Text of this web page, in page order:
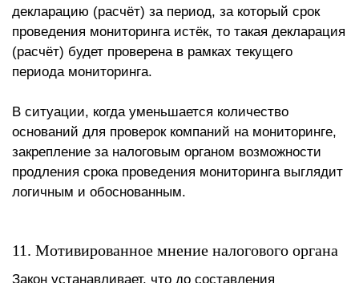
декларацию (расчёт) за период, за который срок
проведения мониторинга истёк, то такая декларация
(расчёт) будет проверена в рамках текущего
периода мониторинга.
В ситуации, когда уменьшается количество
оснований для проверок компаний на мониторинге,
закрепление за налоговым органом возможности
продления срока проведения мониторинга выглядит
логичным и обоснованным.
11. Мотивированное мнение налогового органа
Закон устанавливает, что до составления